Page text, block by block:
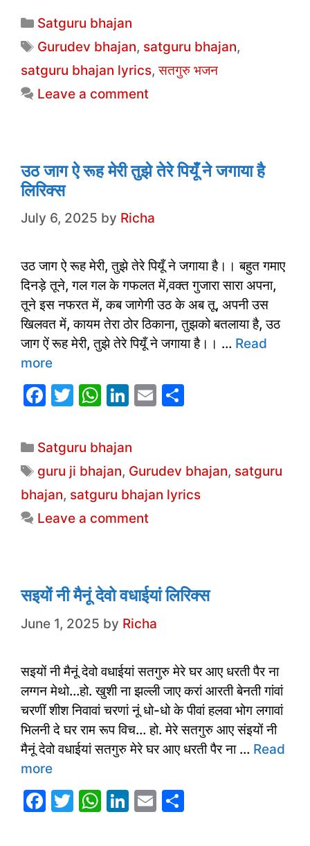
c
e
b
o
o
itt
er
at
s
A
p
p
k
e
dI
n
l
e
Categories
Satguru bhajan
Tags
Gurudev bhajan, satguru bhajan,
satguru bhajan lyrics,सतगुरु भजन
Leave a comment
उठ जाग ऐ रूह मेरी तुझे तेरे पियूँ ने जगाया है
लिरिक्स
July 6, 2025 by Richa
उठ जाग ऐ रूह मेरी, तुझे तेरे पियूँ ने जगाया है।। बहुत गमाए
दिनड़े तूने, गल गल के गफलत में,वक्त गुजारा सारा अपना,
तूने इस नफरत में, कब जागेगी उठ के अब तू, अपनी उस
खिलवत में, कायम तेरा ठोर ठिकाना, तुझको बतलाया है, उठ
जाग ऐं रूह मेरी, तुझे तेरे पियूँ ने जगाया है।। … Read
more
F
c
e
b
o
o
T
itt
er
W
at
s
A
p
p
Li
k
e
dI
n
E
l
e
Categories
Satguru bhajan
Tags
guru ji bhajan, Gurudev bhajan, satguru
bhajan, satguru bhajan lyrics
Leave a comment
सइयों नी मैनूं देवो वधाईयां लिरिक्स
June 1, 2025 by Richa
सइयों नी मैनूं देवो वधाईयां सतगुरु मेरे घर आए धरती पैर ना
लग्गन मेथो…हो. खुशी ना झल्ली जाए करां आरती बेनती गांवां
चरणीं शीश निवावां चरणां नूं धो-धो के पीवां हलवा भोग लगावां
भिलनी दे घर राम रूप विच… हो. मेरे सतगुरु आए संइयों नी
मैनूं देवो वधाईयां सतगुरु मेरे घर आए धरती पैर ना … Read
more
F
T
W Li E